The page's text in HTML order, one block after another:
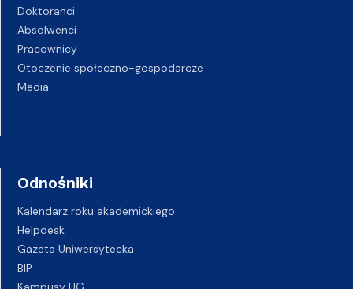
Doktoranci
Absolwenci
Pracownicy
Otoczenie społeczno-gospodarcze
Media
Odnośniki
Kalendarz roku akademickiego
Helpdesk
Gazeta Uniwersytecka
BIP